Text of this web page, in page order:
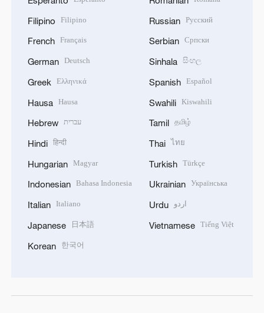
Filipino Filipino
French Français
German Deutsch
Greek Ελληνικά
Hausa Hausa
Hebrew עברית
Hindi हिन्दी
Hungarian Magyar
Indonesian Bahasa Indonesia
Italian Italiano
Japanese 日本語
Korean 한국어
Russian Русский
Serbian Српски
Sinhala සිංහල
Spanish Español
Swahili Kiswahili
Tamil தமிழ்
Thai ไทย
Turkish Türkçe
Ukrainian Українська
Urdu اردو
Vietnamese Tiếng Việt